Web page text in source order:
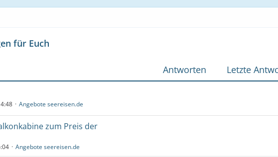
für Euch
Antworten Letzte
Angebote seereisen.de
zum Preis der
Angebote seereisen.de